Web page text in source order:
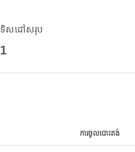
ទិសដៅសរុប
1
ការចូលបោះតង់